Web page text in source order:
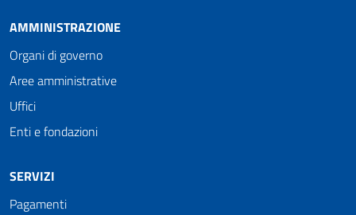
AMMINISTRAZIONE
Organi di governo
Aree amministrative
Uffici
Enti e fondazioni
SERVIZI
Pagamenti